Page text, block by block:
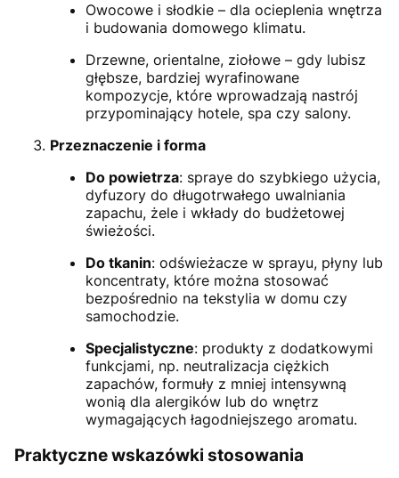
Owocowe i słodkie – dla ocieplenia wnętrza
i budowania domowego klimatu.
Drzewne, orientalne, ziołowe – gdy lubisz
głębsze, bardziej wyrafinowane
kompozycje, które wprowadzają nastrój
przypominający hotele, spa czy salony.
Przeznaczenie i forma
Do powietrza: spraye do szybkiego użycia,
dyfuzory do długotrwałego uwalniania
zapachu, żele i wkłady do budżetowej
świeżości.
Do tkanin: odświeżacze w sprayu, płyny lub
koncentraty, które można stosować
bezpośrednio na tekstylia w domu czy
samochodzie.
Specjalistyczne: produkty z dodatkowymi
funkcjami, np. neutralizacja ciężkich
zapachów, formuły z mniej intensywną
wonią dla alergików lub do wnętrz
wymagających łagodniejszego aromatu.
Praktyczne wskazówki stosowania